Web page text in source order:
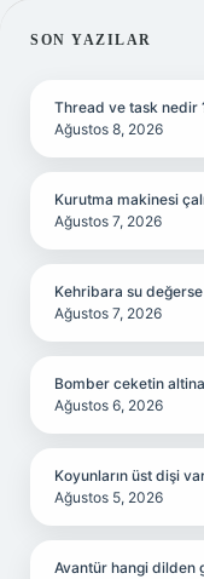
SON YAZILAR
Thread ve task nedir
Ağustos 8, 2026
Kurutma makinesi
Ağustos 7, 2026
Kehribara su
Ağustos 7, 2026
Bomber ceketin
Ağustos 6, 2026
Koyunların üst dişi
Ağustos 5, 2026
Avantür hangi dilden